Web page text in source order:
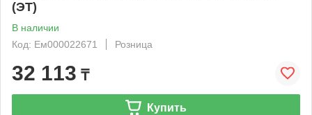
(ЭТ)
В наличии
Код: Ем000022671
Розница
32 113 ₸
Купить